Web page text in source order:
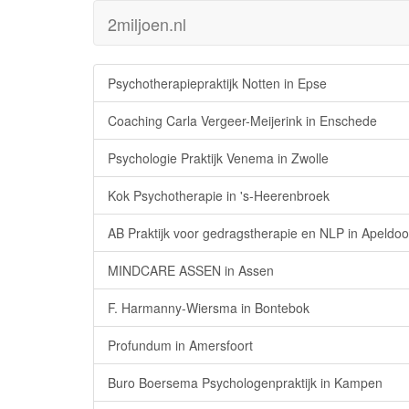
2miljoen.nl
Psychotherapiepraktijk Notten in Epse
Coaching Carla Vergeer-Meijerink in Enschede
Psychologie Praktijk Venema in Zwolle
Kok Psychotherapie in 's-Heerenbroek
AB Praktijk voor gedragstherapie en NLP in
MINDCARE ASSEN in Assen
F. Harmanny-Wiersma in Bontebok
Profundum in Amersfoort
Buro Boersema Psychologenpraktijk in Kampen